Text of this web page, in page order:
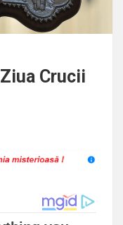
Crucii